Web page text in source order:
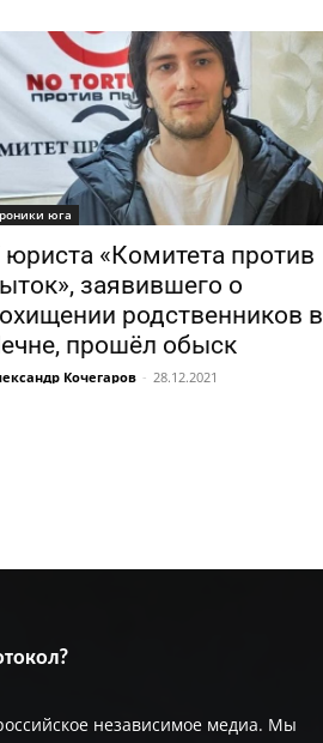
юга
юриста «Комитета против
заявившего о
родственников в
прошёл обыск
Кочегаров - 28.12.2021
независимое медиа. Мы